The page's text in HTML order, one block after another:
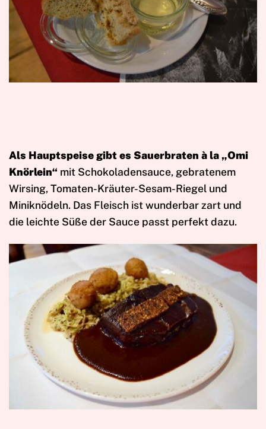
Als Hauptspeise gibt es Sauerbraten à la „Omi
Knörlein“ mit Schokoladensauce, gebratenem
Wirsing, Tomaten-Kräuter-Sesam-Riegel und
Miniknödeln. Das Fleisch ist wunderbar zart und
die leichte Süße der Sauce passt perfekt dazu.